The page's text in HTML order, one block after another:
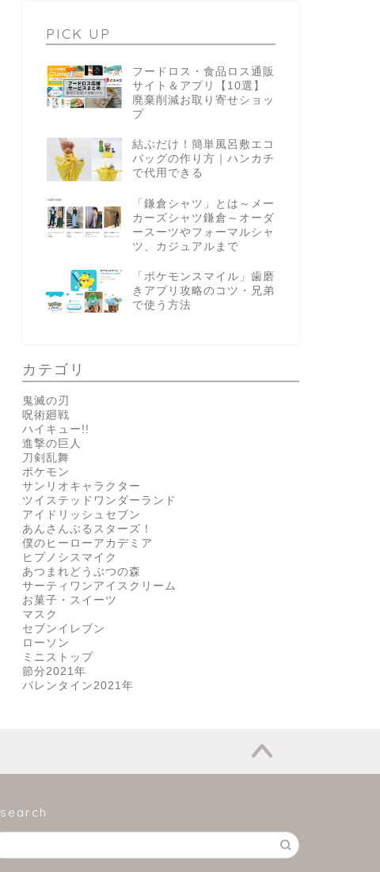
PICK UP
フードロス・食品ロス通販
サイト＆アプリ【10選】
廃棄削減お取り寄せショッ
プ
結ぶだけ！簡単風呂敷エコ
バッグの作り方｜ハンカチ
で代用できる
「鎌倉シャツ」とは～メー
カーズシャツ鎌倉～オーダ
ースーツやフォーマルシャ
ツ、カジュアルまで
「ポケモンスマイル」歯磨
きアプリ攻略のコツ・兄弟
で使う方法
カテゴリ
鬼滅の刃
呪術廻戦
ハイキュー!!
進撃の巨人
刀剣乱舞
ポケモン
サンリオキャラクター
ツイステッドワンダーランド
アイドリッシュセブン
あんさんぶるスターズ！
僕のヒーローアカデミア
ヒプノシスマイク
あつまれどうぶつの森
サーティワンアイスクリーム
お菓子・スイーツ
マスク
セブンイレブン
ローソン
ミニストップ
節分2021年
バレンタイン2021年
search